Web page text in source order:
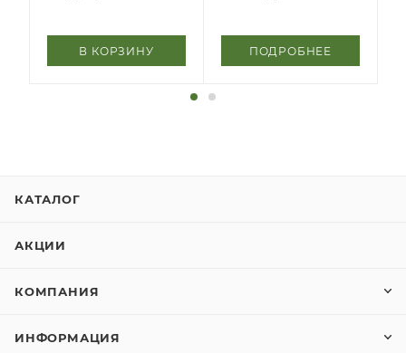
В КОРЗИНУ ПОДРОБНЕЕ
КАТАЛОГ
АКЦИИ
КОМПАНИЯ
ИНФОРМАЦИЯ